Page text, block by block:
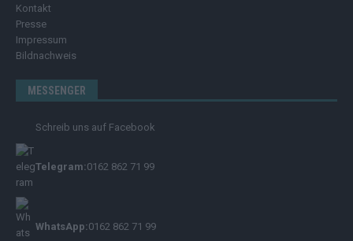
Kontakt
Presse
Impressum
Bildnachweis
MESSENGER
Schreib uns auf Facebook
Telegram:0162 862 71 99
WhatsApp:0162 862 71 99